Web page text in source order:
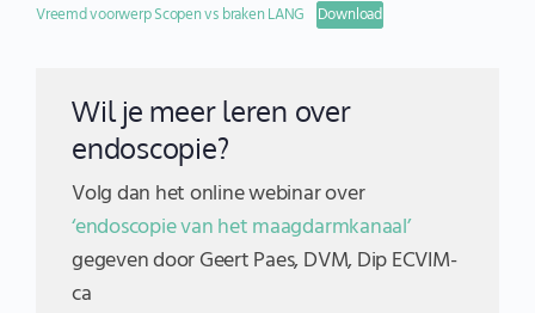
Vreemd voorwerp Scopen vs braken LANG Download
Wil je meer leren over
endoscopie?
Volg dan het online webinar over
‘endoscopie van het maagdarmkanaal’
gegeven door Geert Paes, DVM, Dip ECVIM-
ca